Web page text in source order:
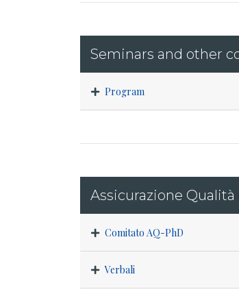
Seminars and other
Program
Assicurazione Qualità
Comitato AQ-PhD
Verbali